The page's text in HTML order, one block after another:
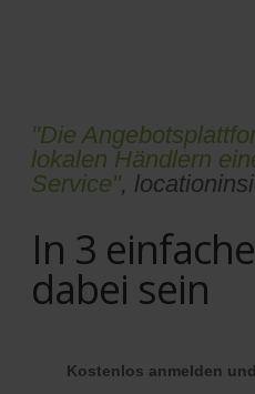
"Die
lokalen Händlern
Service",
In 3
dabei sein
Kostenlos anmelden